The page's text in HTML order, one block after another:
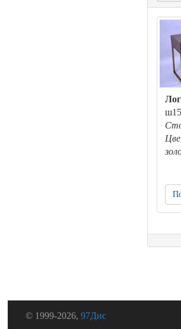
© 1999-2026,97Дис